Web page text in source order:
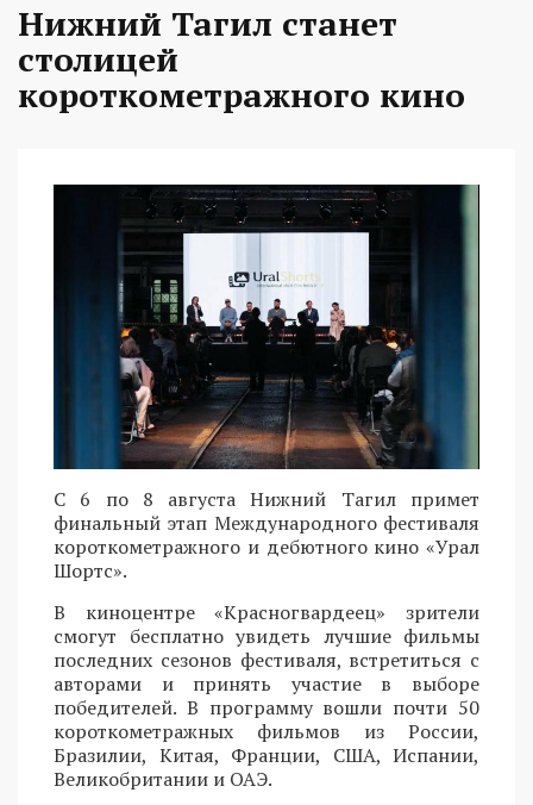
Нижний Тагил станет
столицей
короткометражного кино
С 6 по 8 августа Нижний Тагил примет
финальный этап Международного фестиваля
короткометражного и дебютного кино «Урал
Шортс».
В киноцентре «Красногвардеец» зрители
смогут бесплатно увидеть лучшие фильмы
последних сезонов фестиваля, встретиться с
авторами и принять участие в выборе
победителей. В программу вошли почти 50
короткометражных фильмов из России,
Бразилии, Китая, Франции, США, Испании,
Великобритании и ОАЭ.